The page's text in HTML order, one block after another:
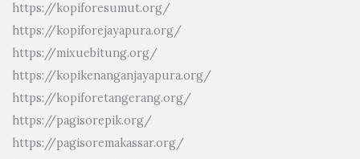
https://kopiforesumut.org/
https://kopiforejayapura.org/
https://mixuebitung.org/
https://kopikenanganjayapura.org/
https://kopiforetangerang.org/
https://pagisorepik.org/
https://pagisoremakassar.org/